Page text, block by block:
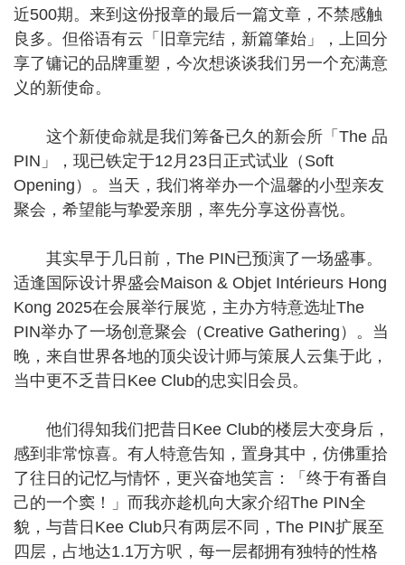
近500期。来到这份报章的最后一篇文章，不禁感触
良多。但俗语有云「旧章完结，新篇肇始」，上回分
享了镛记的品牌重塑，今次想谈谈我们另一个充满意
义的新使命。
这个新使命就是我们筹备已久的新会所「The 品
PIN」，现已铁定于12月23日正式试业（Soft
Opening）。当天，我们将举办一个温馨的小型亲友
聚会，希望能与挚爱亲朋，率先分享这份喜悦。
其实早于几日前，The PIN已预演了一场盛事。
适逢国际设计界盛会Maison & Objet Intérieurs Hong
Kong 2025在会展举行展览，主办方特意选址The
PIN举办了一场创意聚会（Creative Gathering）。当
晚，来自世界各地的顶尖设计师与策展人云集于此，
当中更不乏昔日Kee Club的忠实旧会员。
他们得知我们把昔日Kee Club的楼层大变身后，
感到非常惊喜。有人特意告知，置身其中，仿佛重拾
了往日的记忆与情怀，更兴奋地笑言：「终于有番自
己的一个窦！」而我亦趁机向大家介绍The PIN全
貌，与昔日Kee Club只有两层不同，The PIN扩展至
四层，占地达1.1万方呎，每一层都拥有独特的性格